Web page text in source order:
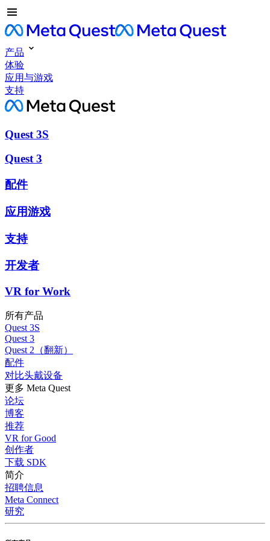
产品
体验
应用与游戏
支持
Quest 3S
Quest 3
配件
应用游戏
支持
开发者
VR for Work
所有产品
Quest 3S
Quest 3
Quest 2（翻新）
配件
对比头戴设备
更多 Meta Quest
论坛
博客
推荐
VR for Good
创作者
下载 SDK
简介
招聘信息
Meta Connect
研究